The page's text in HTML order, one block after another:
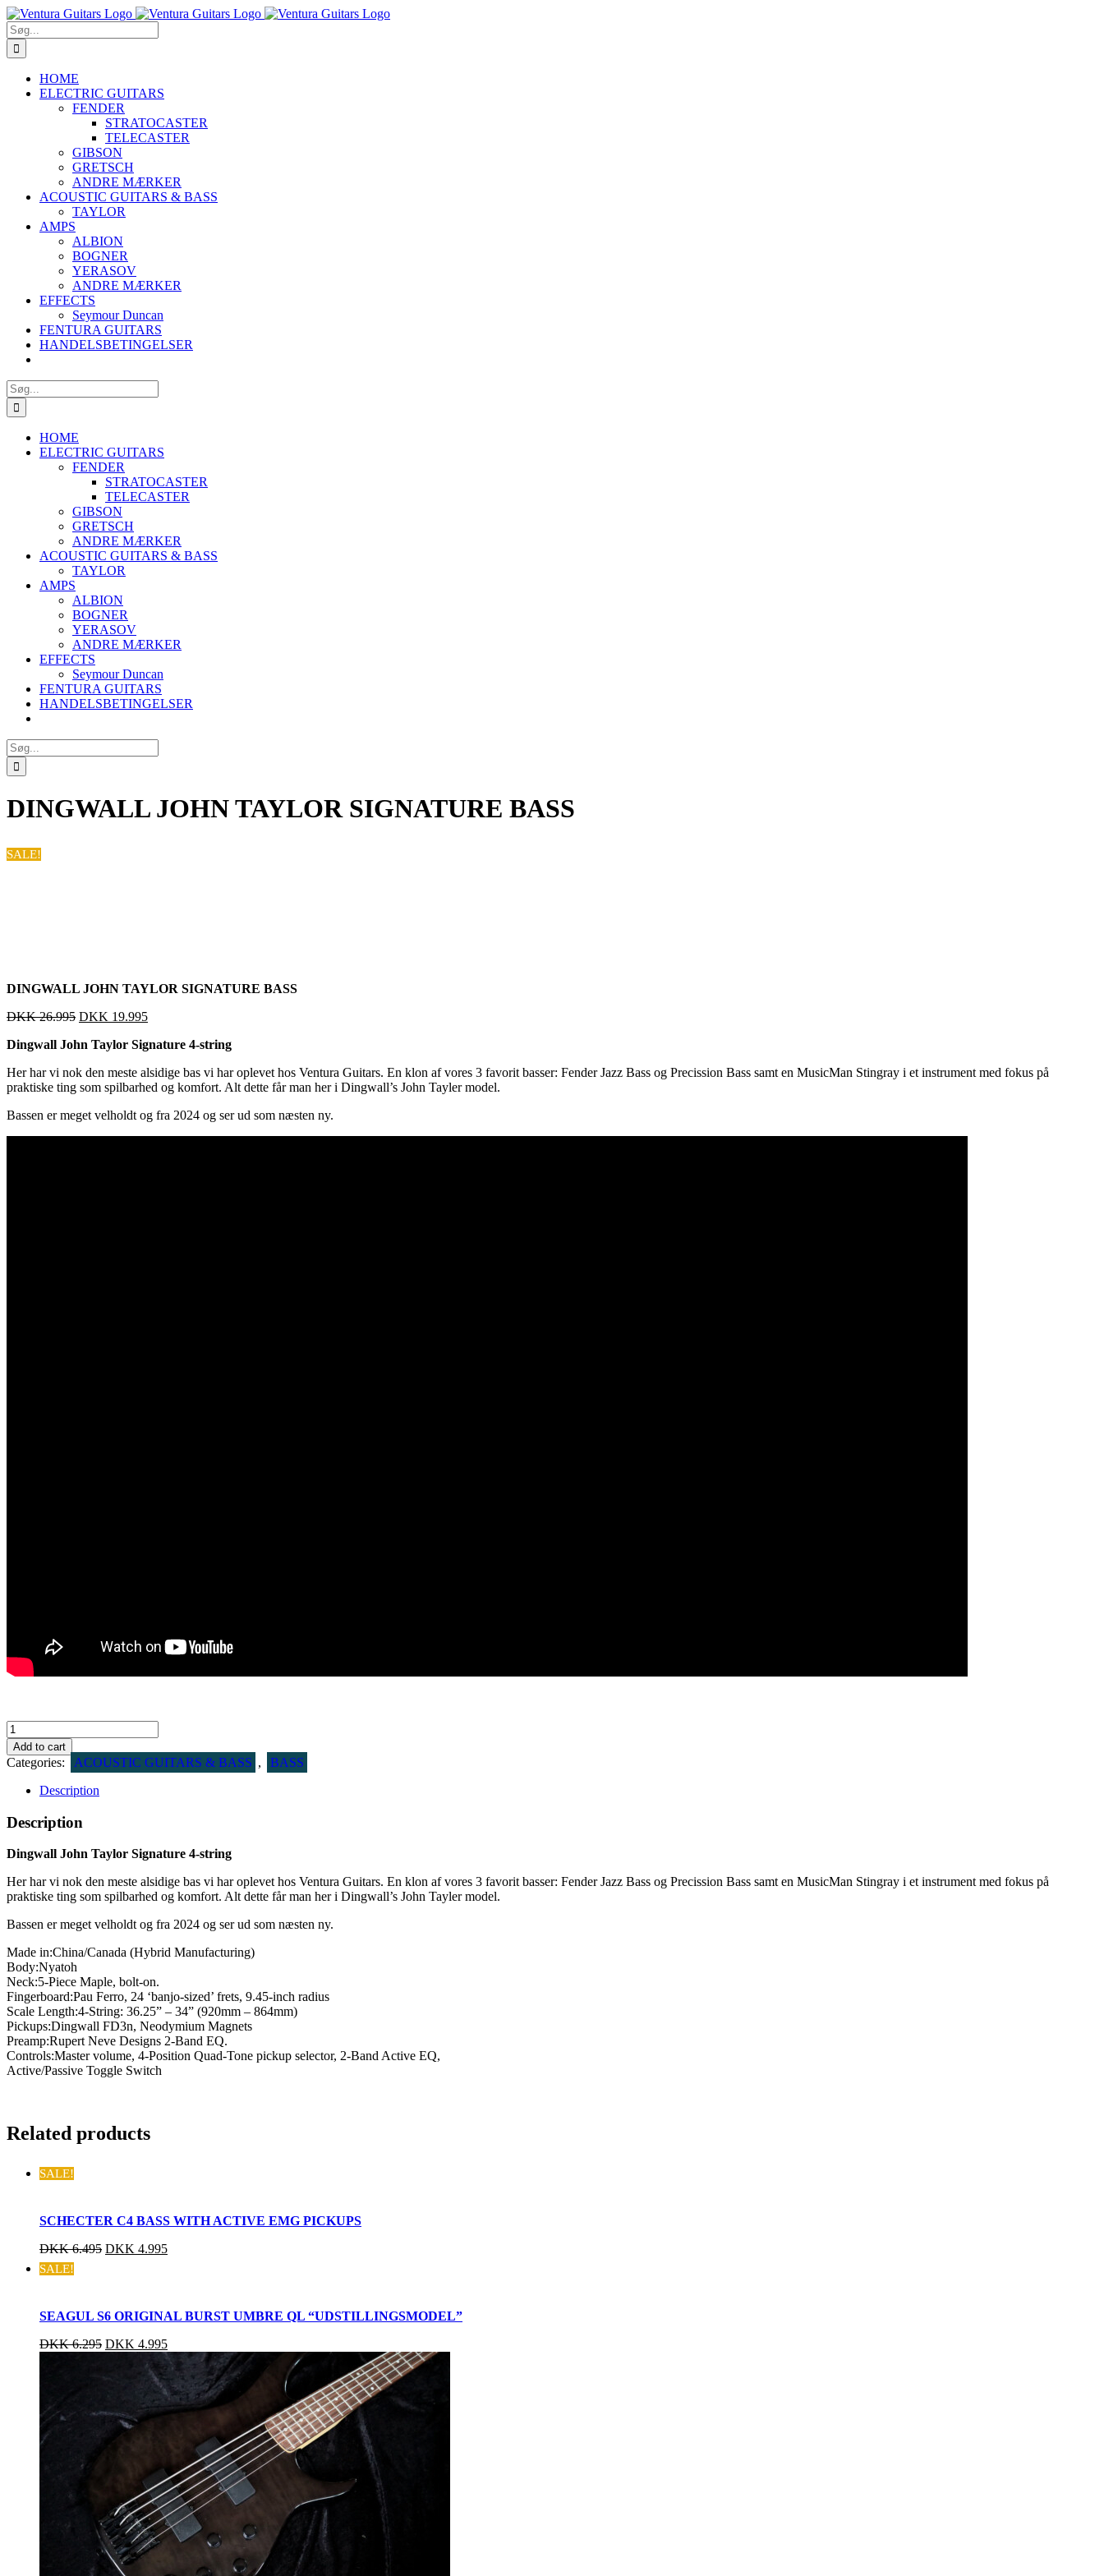
Skip
to
content
Søg
efter:
HOME
ELECTRIC GUITARS
FENDER
STRATOCASTER
TELECASTER
GIBSON
GRETSCH
ANDRE MÆRKER
ACOUSTIC GUITARS & BASS
TAYLOR
AMPS
ALBION
BOGNER
YERASOV
ANDRE MÆRKER
EFFECTS
Seymour Duncan
FENTURA GUITARS
HANDELSBETINGELSER
Søg
efter:
HOME
ELECTRIC GUITARS
FENDER
STRATOCASTER
TELECASTER
GIBSON
GRETSCH
ANDRE MÆRKER
ACOUSTIC GUITARS & BASS
TAYLOR
AMPS
ALBION
BOGNER
YERASOV
ANDRE MÆRKER
EFFECTS
Seymour Duncan
FENTURA GUITARS
HANDELSBETINGELSER
Søg
efter:
DINGWALL JOHN TAYLOR SIGNATURE BASS
SALE!
DINGWALL JOHN TAYLOR SIGNATURE BASS
DKK26.995 DKK 19.995
Dingwall John Taylor Signature 4-string
Her har vi nok den meste alsidige bas vi har oplevet hos Ventura Guitars. En klon af vores 3 favorit basser: Fender Jazz Bass og Precission Bass samt en MusicMan Stingray i et instrument med fokus på
praktiske ting som spilbarhed og komfort. Alt dette får man her i Dingwall’s John Tayler model.
Bassen er meget velholdt og fra 2024 og ser ud som næsten ny.
Dingwall
John
Taylor
Signature
Bass
quantity
Add to cart
Categories: ACOUSTIC GUITARS & BASS ,
BASS
Description
Description
Dingwall John Taylor Signature 4-string
Her har vi nok den meste alsidige bas vi har oplevet hos Ventura Guitars. En klon af vores 3 favorit basser: Fender Jazz Bass og Precission Bass samt en MusicMan Stingray i et instrument med fokus på
praktiske ting som spilbarhed og komfort. Alt dette får man her i Dingwall’s John Tayler model.
Bassen er meget velholdt og fra 2024 og ser ud som næsten ny.
Made in:China/Canada (Hybrid Manufacturing)
Body:Nyatoh
Neck:5-Piece Maple, bolt-on.
Fingerboard:Pau Ferro, 24 ‘banjo-sized’ frets, 9.45-inch radius
Scale Length:4-String: 36.25” – 34” (920mm – 864mm)
Pickups:Dingwall FD3n, Neodymium Magnets
Preamp:Rupert Neve Designs 2-Band EQ.
Controls:Master volume, 4-Position Quad-Tone pickup selector, 2-Band Active EQ,
Active/Passive Toggle Switch
Related products
SALE!
SCHECTER C4 BASS WITH ACTIVE EMG PICKUPS
DKK6.495 DKK 4.995
SALE!
SEAGUL S6 ORIGINAL BURST UMBRE QL “UDSTILLINGSMODEL”
DKK6.295 DKK 4.995